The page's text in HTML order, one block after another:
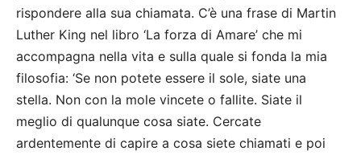
rispondere alla sua chiamata. C’è una frase di Martin
Luther King nel libro ‘La forza di Amare’ che mi
accompagna nella vita e sulla quale si fonda la mia
filosofia: ‘Se non potete essere il sole, siate una
stella. Non con la mole vincete o fallite. Siate il
meglio di qualunque cosa siate. Cercate
ardentemente di capire a cosa siete chiamati e poi